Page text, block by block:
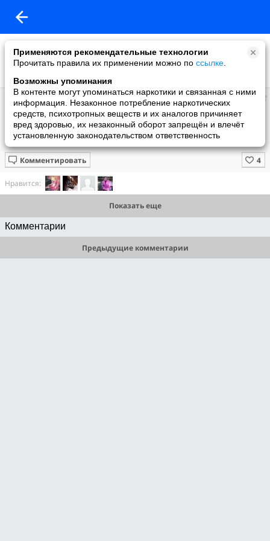
Применяются рекомендательные технологии
Прочитать правила их применении можно по ссылке
Возможны упоминания
В контенте могут упоминаться наркотики и связанная с ними
информация. Незаконное потребление наркотических
средств, психотропных веществ и их аналогов причиняет
вред здоровью, их незаконный оборот запрещён и влечёт
установленную законодательством ответственность
Супер топ
добавил видео
10 июня
МАЛЕНЬКАЯ, но очень КОВАРНАЯ птичка и ее друзья!
МЕДОУКАЗЧИК - интересные факты
Комментировать
Нравится:
Показать еще
Комментарии
Предыдущие комментарии